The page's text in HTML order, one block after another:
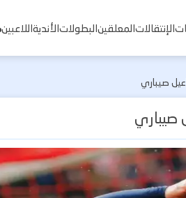
الإنتقالاتالمعلقينالبطولاتالأنديةاللاعبين
صيباري
صيباري